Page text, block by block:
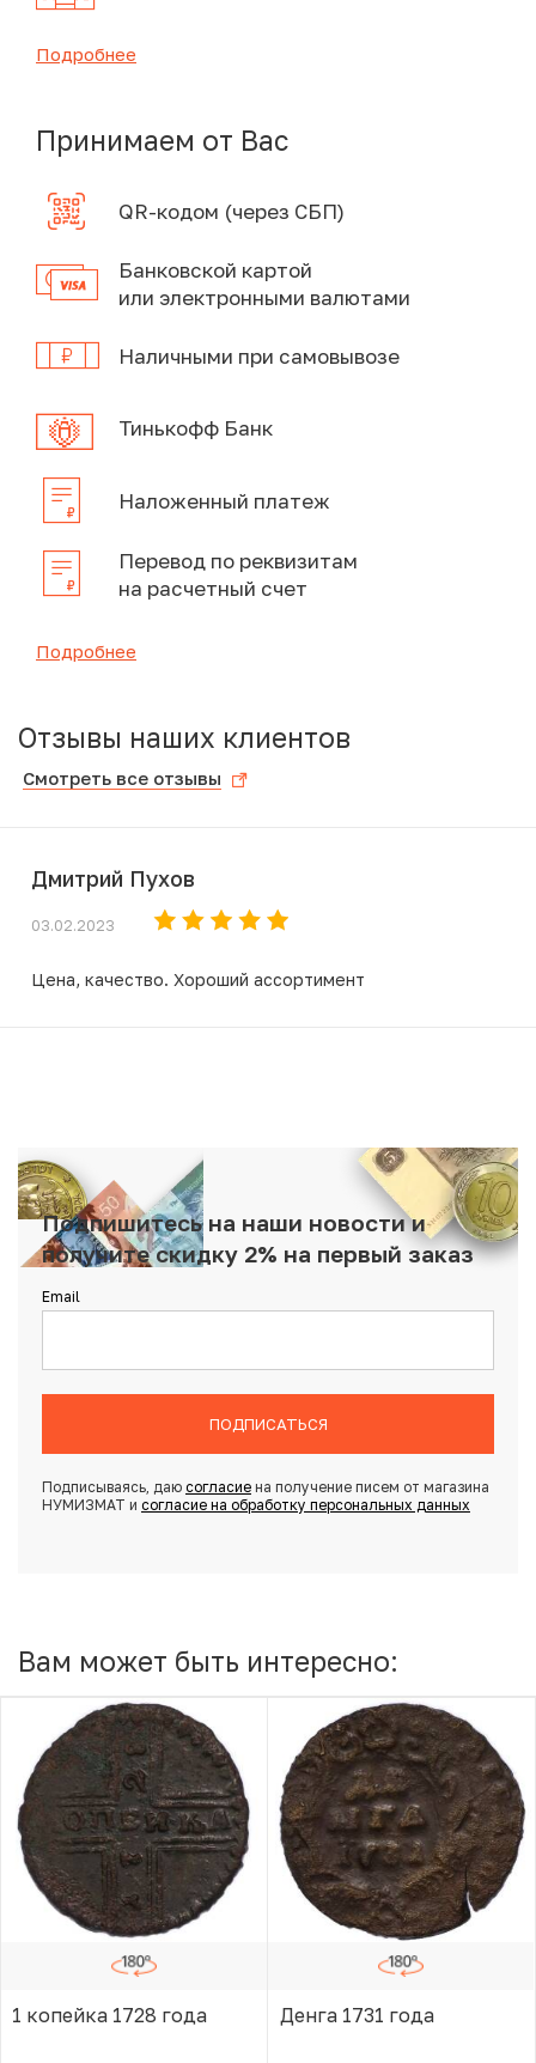
Подробнее
Принимаем от Вас
QR-кодом (через СБП)
Банковской картой
или электронными валютами
Наличными при самовывозе
Тинькофф Банк
Наложенный платеж
Перевод по реквизитам
на расчетный счет
Подробнее
Отзывы наших клиентов
Смотреть все отзывы
Дмитрий Пухов
03.02.2023
Цена, качество. Хороший ассортимент
Подпишитесь на наши новости и
получите скидку 2% на первый заказ
Email
ПОДПИСАТЬСЯ
Подписываясь, даю согласиена получение писем от магазина
НУМИЗМАТ и согласие на обработку персональных данных
Вам может быть интересно:
1 копейка 1728 года Денга 1731 года